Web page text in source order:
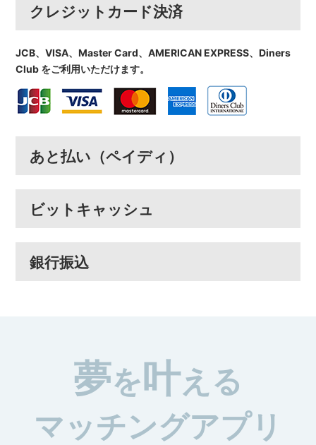
クレジットカード決済
JCB、VISA、Master Card、AMERICAN EXPRESS、Diners
Club をご利用いただけます。
あと払い（ペイディ）
ビットキャッシュ
銀行振込
夢を叶える
マッチングアプリ